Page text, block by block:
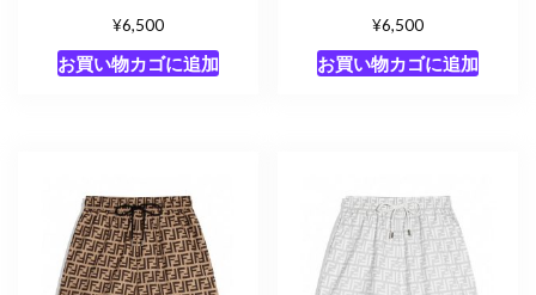
¥6,500
お買い物カゴに追加
¥6,500
お買い物カゴに追加